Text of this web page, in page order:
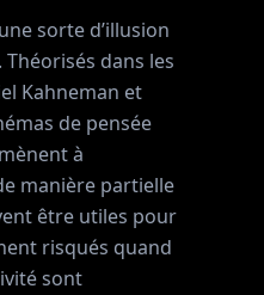
sorte d’illusion
Théorisés dans les
Kahneman et
de pensée
à
manière partielle
être utiles pour
risqués quand
sont